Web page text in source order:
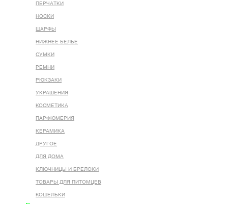
ПЕРЧАТКИ
НОСКИ
ШАРФЫ
НИЖНЕЕ БЕЛЬЕ
СУМКИ
РЕМНИ
РЮКЗАКИ
УКРАШЕНИЯ
КОСМЕТИКА
ПАРФЮМЕРИЯ
КЕРАМИКА
ДРУГОЕ
ДЛЯ ДОМА
КЛЮЧНИЦЫ И БРЕЛОКИ
ТОВАРЫ ДЛЯ ПИТОМЦЕВ
КОШЕЛЬКИ